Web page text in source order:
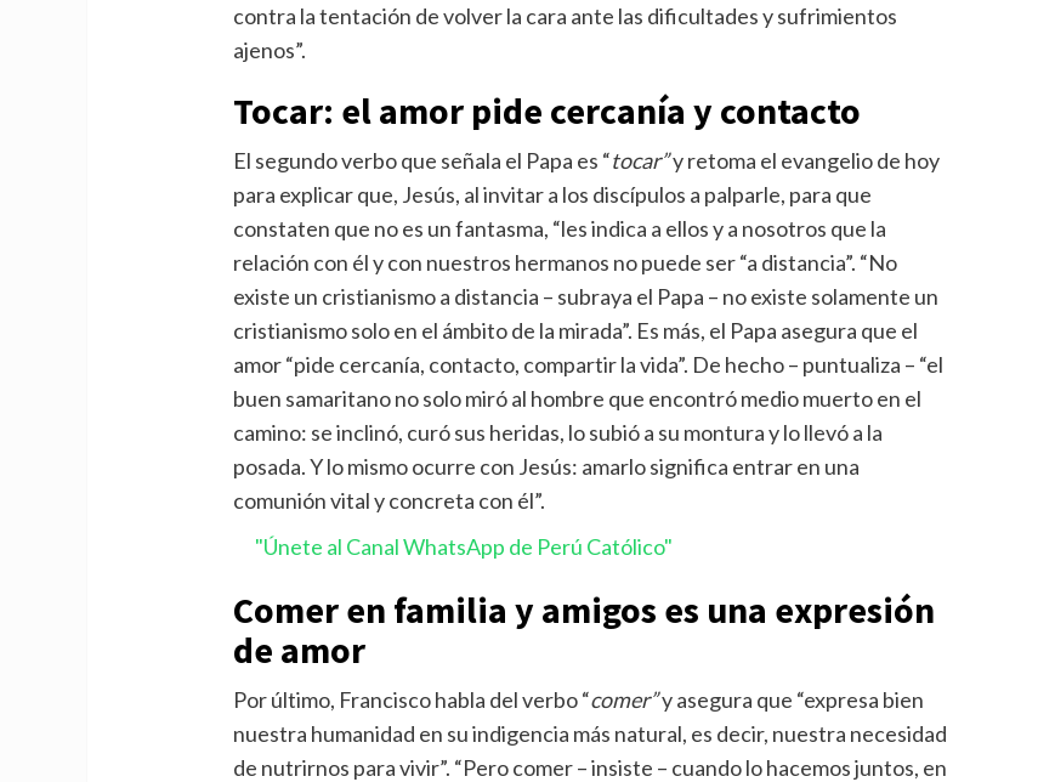
contra la tentación de volver la cara ante las dificultades y sufrimientos
ajenos”.
Tocar: el amor pide cercanía y contacto
El segundo verbo que señala el Papa es “tocar”y retoma el evangelio de hoy
para explicar que, Jesús, al invitar a los discípulos a palparle, para que
constaten que no es un fantasma, “les indica a ellos y a nosotros que la
relación con él y con nuestros hermanos no puede ser “a distancia”. “No
existe un cristianismo a distancia – subraya el Papa – no existe solamente un
cristianismo solo en el ámbito de la mirada”. Es más, el Papa asegura que el
amor “pide cercanía, contacto, compartir la vida”. De hecho – puntualiza – “el
buen samaritano no solo miró al hombre que encontró medio muerto en el
camino: se inclinó, curó sus heridas, lo subió a su montura y lo llevó a la
posada. Y lo mismo ocurre con Jesús: amarlo significa entrar en una
comunión vital y concreta con él”.
"Únete al Canal WhatsApp de Perú Católico"
Comer en familia y amigos es una expresión
de amor
Por último, Francisco habla del verbo “comer”y asegura que “expresa bien
nuestra humanidad en su indigencia más natural, es decir, nuestra necesidad
de nutrirnos para vivir”. “Pero comer – insiste – cuando lo hacemos juntos, en